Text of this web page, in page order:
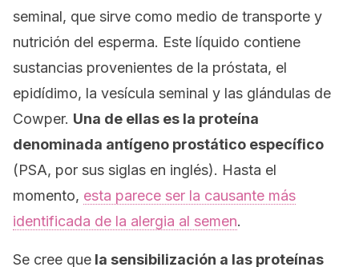
seminal, que sirve como medio de transporte y
nutrición del esperma. Este líquido contiene
sustancias provenientes de la próstata, el
epidídimo, la vesícula seminal y las glándulas de
Cowper. Una de ellas es la proteína
denominada antígeno prostático específico
(PSA, por sus siglas en inglés). Hasta el
momento, esta parece ser la causante más
identificada de la alergia al semen.
Se cree que la sensibilización a las proteínas